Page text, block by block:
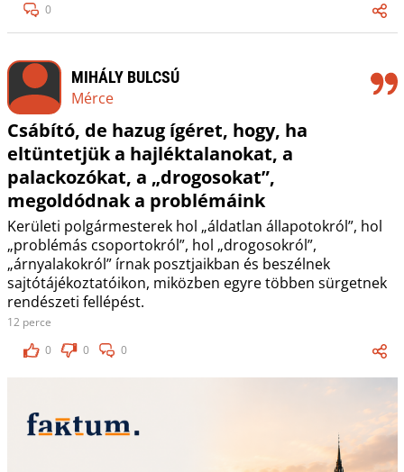
0
MIHÁLY BULCSÚ
Mérce
Csábító, de hazug ígéret, hogy, ha
eltüntetjük a hajléktalanokat, a
palackozókat, a „drogosokat”,
megoldódnak a problémáink
Kerületi polgármesterek hol „áldatlan állapotokról”, hol
„problémás csoportokról”, hol „drogosokról”,
„árnyalakokról” írnak posztjaikban és beszélnek
sajtótájékoztatóikon, miközben egyre többen sürgetnek
rendészeti fellépést.
12 perce
0
0 0